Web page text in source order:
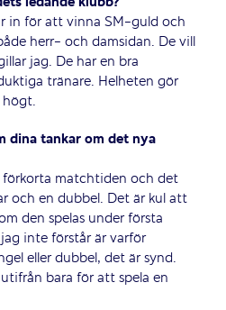
in för att vinna SM-guld och
herr- och damsidan. De vill
jag. De har en bra
tränare. Helheten gör
högt.
dina tankar om det nya
matchtiden och det
och en dubbel. Det är kul att
den spelas under första
inte förstår är varför
eller dubbel, det är synd.
bara för att spela en